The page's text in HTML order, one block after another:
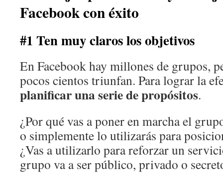
Facebook con éxito
#1 Ten muy claros los objetivos
En Facebook hay millones de grupos,
pocos cientos triunfan. Para lograr la
planificar una serie de propósitos.
¿Por qué vas a poner en marcha el
o simplemente lo utilizarás para
¿Vas a utilizarlo para reforzar un
grupo va a ser público, privado o